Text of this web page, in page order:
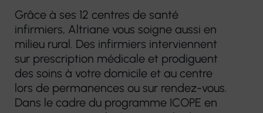
dentaires
Pharmacie
Matériel
médical
d’accompagnement
et de répit des
aidants
Centre de
Ressources
Territorial
Grâce à ses 12 centres de santé
infirmiers, Altriane vous soigne aussi en
milieu rural. Des infirmiers interviennent
sur prescription médicale et prodiguent
des soins à votre domicile et au centre
lors de permanences ou sur rendez-vous.
Dans le cadre du programme ICOPE en